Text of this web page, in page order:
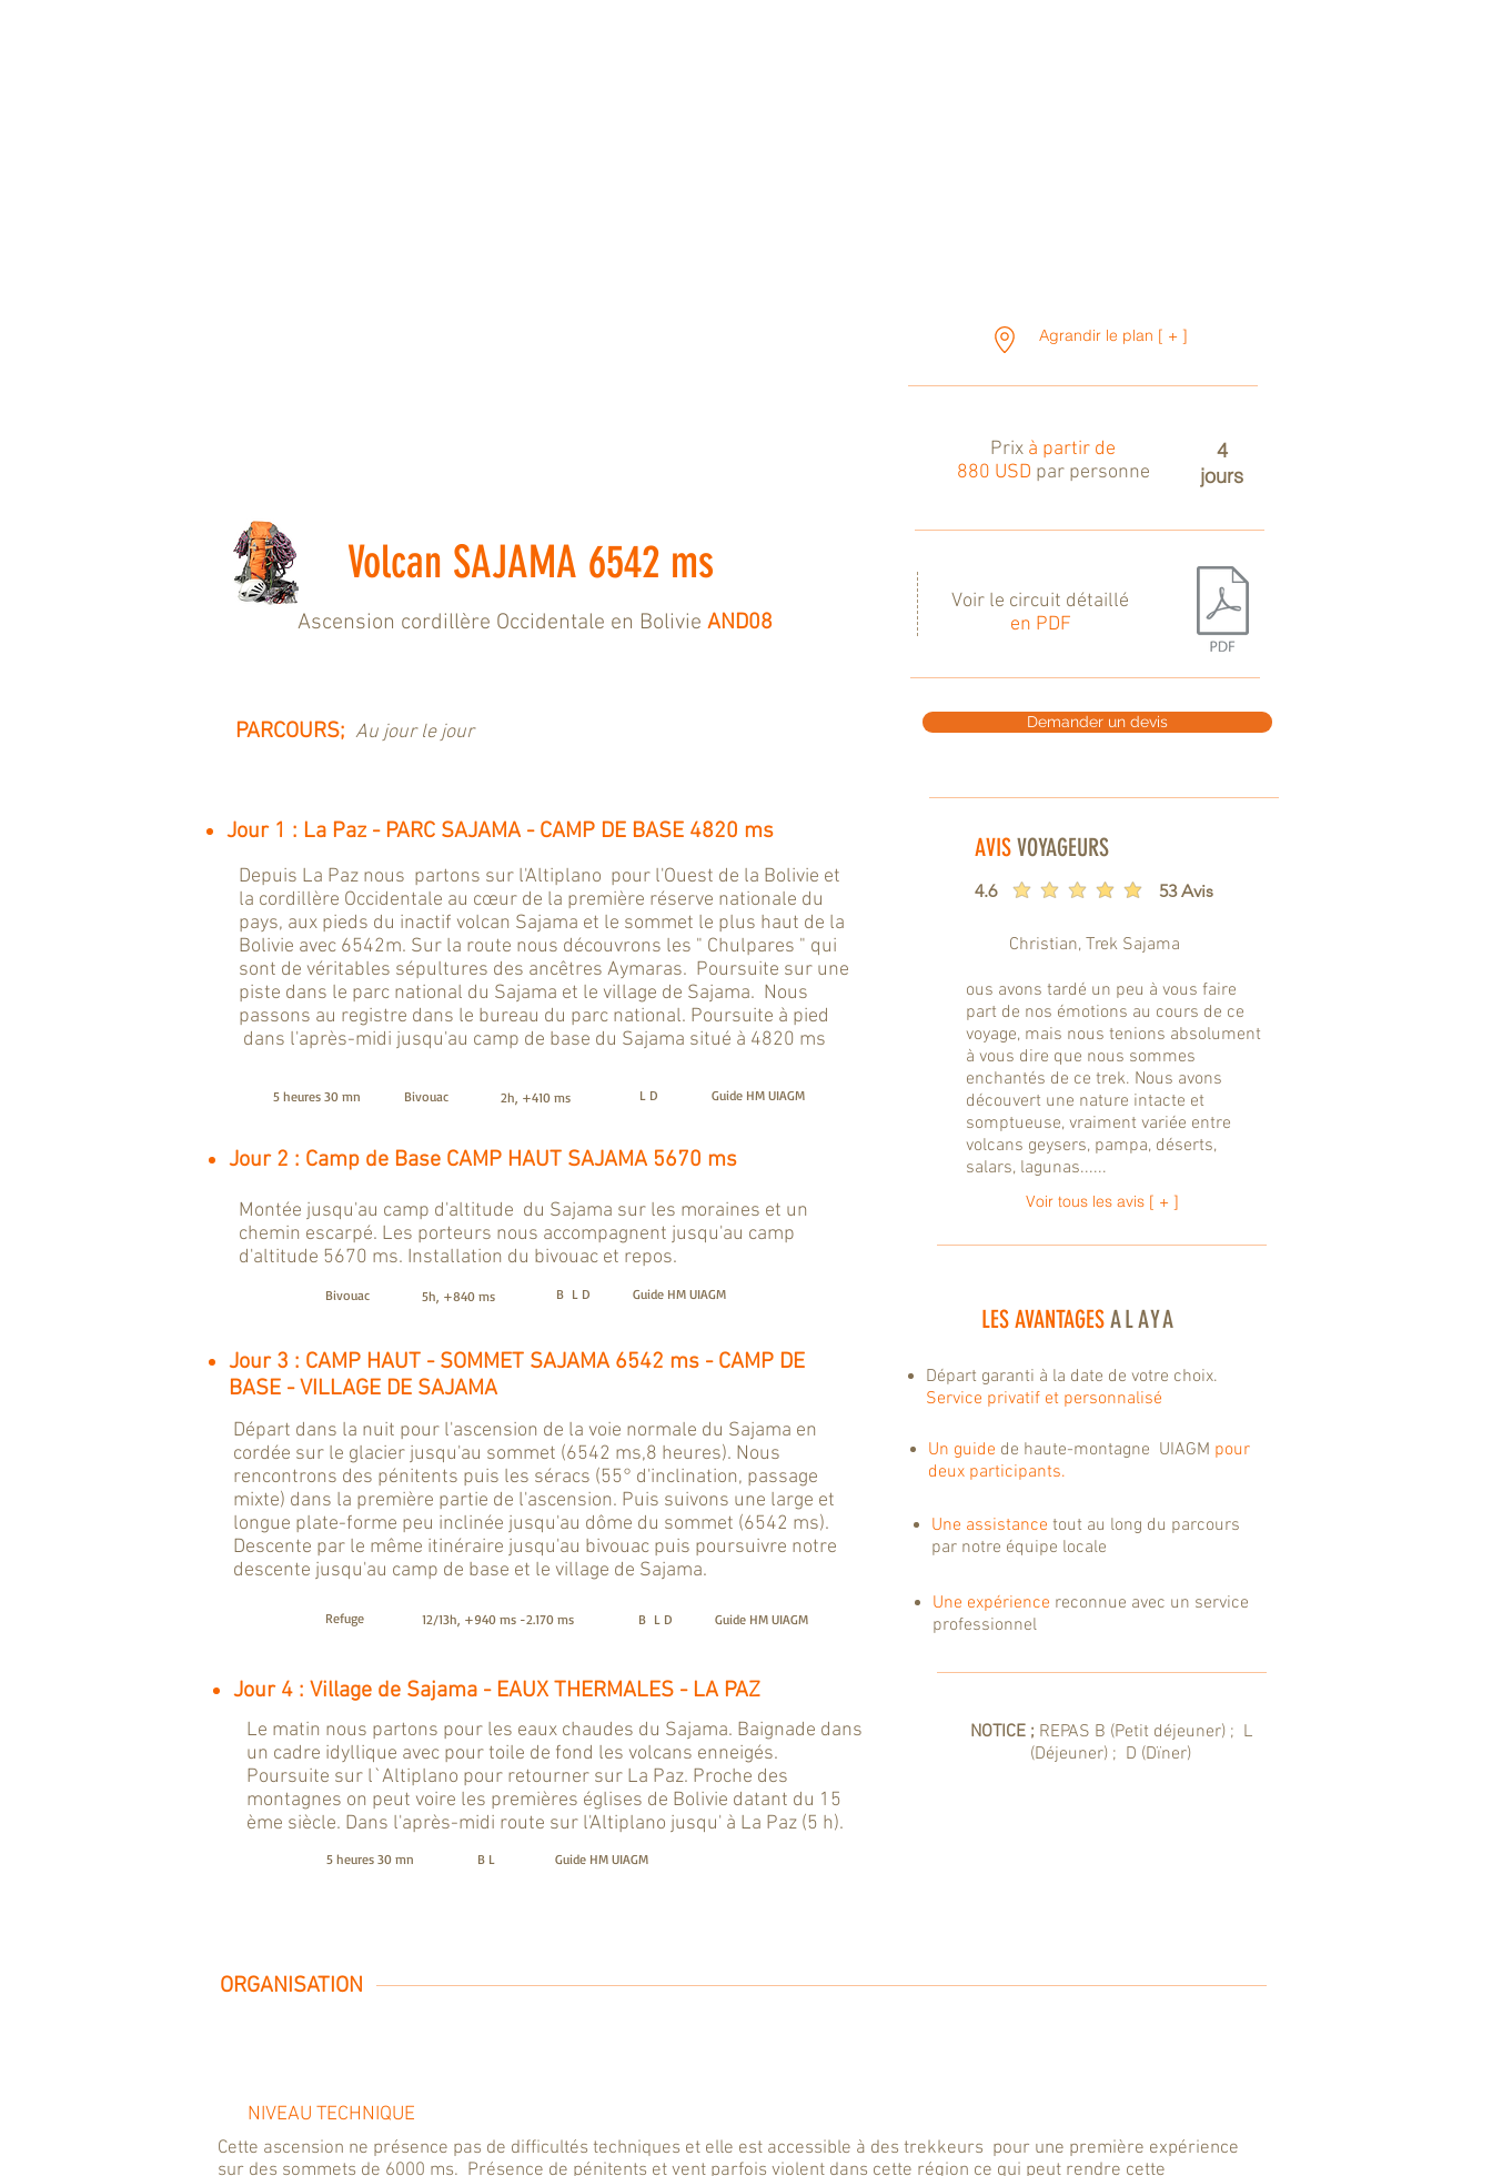
Volcan SAJAMA 6542 ms
Ascension cordillère Occidentale en Bolivie AND08
Agrandir le plan [ + ]
Prix à partir de
880 USD par personne
4
jours
Voir le circuit détaillé
en PDF
PARCOURS; Au jour le jour Demander un devis
Jour 1 : La Paz - PARC SAJAMA - CAMP DE BASE 4820 ms
Depuis La Paz nous partons sur l'Altiplano pour l'Ouest de la Bolivie et
la cordillère Occidentale au cœur de la première réserve nationale du
pays, aux pieds du inactif volcan Sajama et le sommet le plus haut de la
Bolivie avec 6542m. Sur la route nous découvrons les " Chulpares " qui
sont de véritables sépultures des ancêtres Aymaras. Poursuite sur une
piste dans le parc national du Sajama et le village de Sajama. Nous
passons au registre dans le bureau du parc national. Poursuite à pied
dans l'après-midi jusqu'au camp de base du Sajama situé à 4820 ms
5 heures 30 mn Bivouac 2h, +410 ms L D Guide HM UIAGM
Jour 2 : Camp de Base CAMP HAUT SAJAMA 5670 ms
Montée jusqu'au camp d'altitude du Sajama sur les moraines et un
chemin escarpé. Les porteurs nous accompagnent jusqu'au camp
d'altitude 5670 ms. Installation du bivouac et repos.
Bivouac 5h, +840 ms B L D Guide HM UIAGM
Jour 3 : CAMP HAUT - SOMMET SAJAMA 6542 ms - CAMP DE
BASE - VILLAGE DE SAJAMA
Départ dans la nuit pour l'ascension de la voie normale du Sajama en
cordée sur le glacier jusqu'au sommet (6542 ms,8 heures). Nous
rencontrons des pénitents puis les séracs (55° d'inclination, passage
mixte) dans la première partie de l'ascension. Puis suivons une large et
longue plate-forme peu inclinée jusqu'au dôme du sommet (6542 ms).
Descente par le même itinéraire jusqu'au bivouac puis poursuivre notre
descente jusqu'au camp de base et le village de Sajama.
Refuge 12/13h, +940 ms -2.170 ms B L D Guide HM UIAGM
AVISVOYAGEURS
4.6 la note moyenne est 3 sur 553 Avis
Christian, Trek Sajama
ous avons tardé un peu à vous faire
part de nos émotions au cours de ce
voyage, mais nous tenions absolument
à vous dire que nous sommes
enchantés de ce trek. Nous avons
découvert une nature intacte et
somptueuse, vraiment variée entre
volcans geysers, pampa, déserts,
salars, lagunas......
Voir tous les avis [ + ]
LES AVANTAGESALAYA
Départ garanti à la date de votre choix.
Service privatif et personnalisé
Un guide de haute-montagne UIAGM pour
deux participants.
Une assistance tout au long du parcours
par notre équipe locale
Une expérience reconnue avec un service
professionnel
Jour 4 : Village de Sajama - EAUX THERMALES - LA PAZ
Le matin nous partons pour les eaux chaudes du Sajama. Baignade dans
un cadre idyllique avec pour toile de fond les volcans enneigés.
Poursuite sur l`Altiplano pour retourner sur La Paz. Proche des
montagnes on peut voire les premières églises de Bolivie datant du 15
ème siècle. Dans l'après-midi route sur l'Altiplano jusqu' à La Paz (5 h).
5 heures 30 mn B L Guide HM UIAGM
NOTICE ; REPAS B (Petit déjeuner) ; L
(Déjeuner) ; D (Dïner)
ORGANISATION
NIVEAU TECHNIQUE
Cette ascension ne présence pas de difficultés techniques et elle est accessible à des trekkeurs pour une première expérience
sur des sommets de 6000 ms. Présence de pénitents et vent parfois violent dans cette région ce qui peut rendre cette